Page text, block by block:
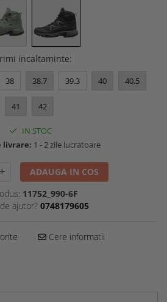
incaltaminte:
38 38.7 39.3 40 40.5
41 42
IN STOC
livrare: 1 - 2 zile lucratoare
ADAUGA IN COS
11752_990-6F
ajutor? 0748179605
Cere informatii